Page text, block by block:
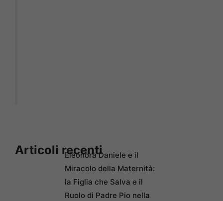
Articoli recentiEleonora Daniele e il
Miracolo della Maternità:
la Figlia che Salva e il
Ruolo di Padre Pio nella